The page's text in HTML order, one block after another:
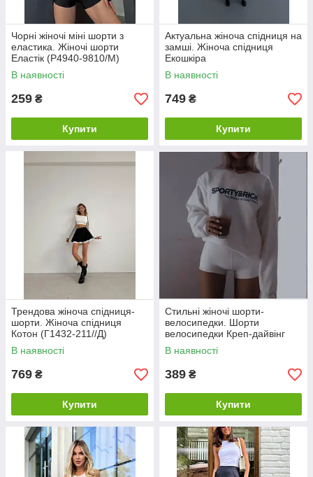
Чорні жіночі міні шорти з
еластика. Жіночі шорти
Еластік (Р4940-9810/М)
В наявності
259 ₴
Купити
Актуальна жіноча спідниця на
замші. Жіноча спідниця
Екошкіра
В наявності
749 ₴
Купити
Трендова жіноча спідниця-
шорти. Жіноча спідниця
Котон (Г1432-211//Д)
В наявності
769 ₴
Купити
Стильні жіночі шорти-
велосипедки. Шорти
велосипедки Креп-дайвінг
В наявності
389 ₴
Купити